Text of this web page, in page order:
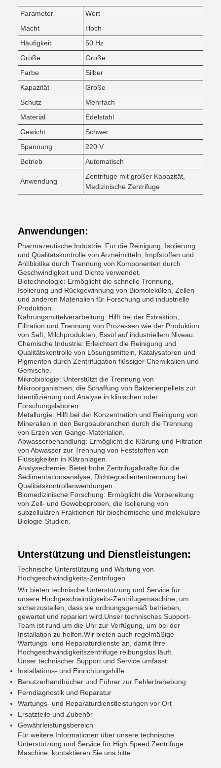
Parameter
Wert
Macht
Hoch
Häufigkeit
50 Hz
Größe
Große
Farbe
Silber
Kapazität
Große
Schutz
Mehrfach
Material
Edelstahl
Gewicht
Schwer
Spannung
220 V
Betrieb
Automatisch
Anwendung
Zentrifuge mit großer Kapazität,
Medizinische Zentrifuge
Anwendungen:
Pharmazeutische Industrie: Für die Reinigung, Isolierung
und Qualitätskontrolle von Arzneimitteln, Impfstoffen und
Antibiotika durch Trennung von Komponenten durch
Geschwindigkeit und Dichte verwendet.
Biotechnologie: Ermöglicht die schnelle Trennung,
Isolierung und Rückgewinnung von Biomolekülen, Zellen
und anderen Materialien für Forschung und industrielle
Produktion.
Nahrungsmittelverarbeitung: Hilft bei der Extraktion,
Filtration und Trennung von Prozessen wie der Produktion
von Saft, Milchprodukten, Essöl auf industriellem Niveau.
Chemische Industrie: Erleichtert die Reinigung und
Qualitätskontrolle von Lösungsmitteln, Katalysatoren und
Pigmenten durch Zentrifugation flüssiger Chemikalien und
Gemische.
Mikrobiologie: Unterstützt die Trennung von
Mikroorganismen, die Schaffung von Bakterienpellets zur
Identifizierung und Analyse in klinischen oder
Forschungslaboren.
Metallurgie: Hilft bei der Konzentration und Reinigung von
Mineralien in den Bergbaubranchen durch die Trennung
von Erzen von Gange-Materialien.
Abwasserbehandlung: Ermöglicht die Klärung und Filtration
von Abwasser zur Trennung von Feststoffen von
Flüssigkeiten in Kläranlagen.
Analysechemie: Bietet hohe Zentrifugalkräfte für die
Sedimentationsanalyse, Dichtegradiententrennung bei
Qualitätskontrollanwendungen.
Biomedizinische Forschung: Ermöglicht die Vorbereitung
von Zell- und Gewebeproben, die Isolierung von
subzellulären Fraktionen für biochemische und molekulare
Biologie-Studien.
Unterstützung und Dienstleistungen:
Technische Unterstützung und Wartung von
Hochgeschwindigkeits-Zentrifugen
Wir bieten technische Unterstützung und Service für
unsere Hochgeschwindigkeits-Zentrifugemaschine, um
sicherzustellen, dass sie ordnungsgemäß betrieben,
gewartet und repariert wird.Unser technisches Support-
Team ist rund um die Uhr zur Verfügung, um bei der
Installation zu helfen.Wir bieten auch regelmäßige
Wartungs- und Reparaturdienste an, damit Ihre
Hochgeschwindigkeitszentrifuge reibungslos läuft.
Unser technischer Support und Service umfasst:
Installations- und Einrichtungshilfe
Benutzerhandbücher und Führer zur Fehlerbehebung
Ferndiagnostik und Reparatur
Wartungs- und Reparaturdienstleistungen vor Ort
Ersatzteile und Zubehör
Gewährleistungsbereich
Für weitere Informationen über unsere technische
Unterstützung und Service für High Speed Zentrifuge
Maschine, kontaktieren Sie uns bitte.